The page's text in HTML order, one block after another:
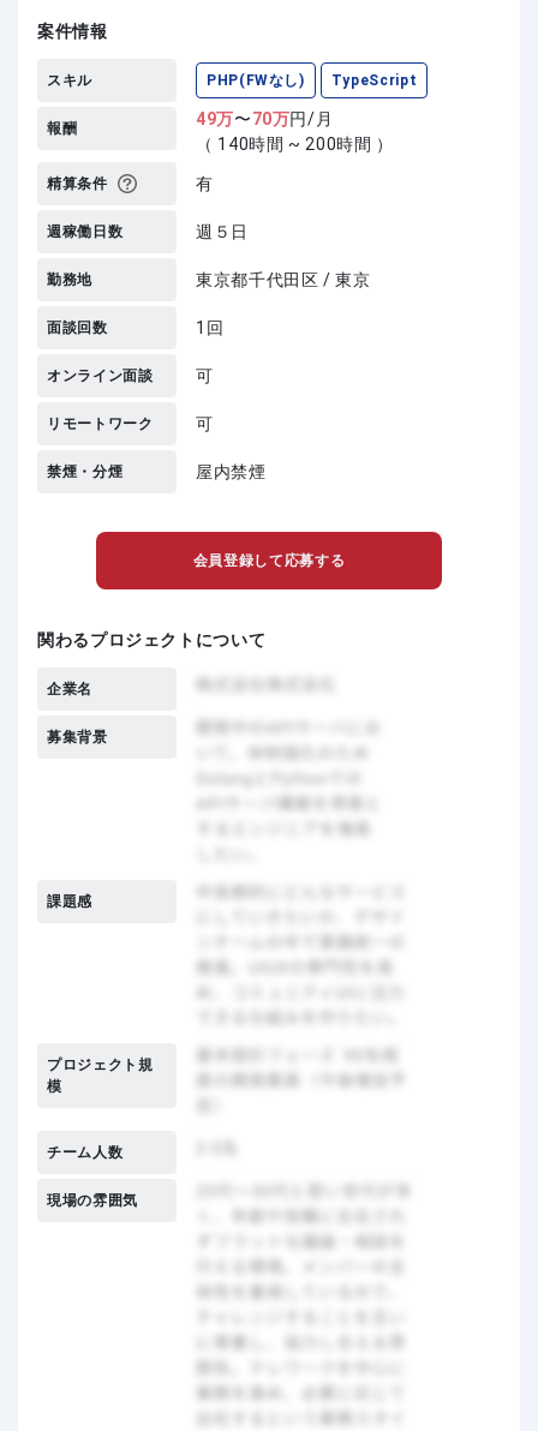
案件情報
スキル PHP(FWなし) TypeScript
報酬 49万〜70万円/月
（ 140時間 ~ 200時間 ）
精算条件 有
週稼働日数 週５日
勤務地 東京都千代田区 / 東京
面談回数 1回
オンライン面談 可
リモートワーク 可
禁煙・分煙 屋内禁煙
会員登録して応募する
関わるプロジェクトについて
企業名
募集背景
課題感
プロジェクト規
模
チーム人数
現場の雰囲気